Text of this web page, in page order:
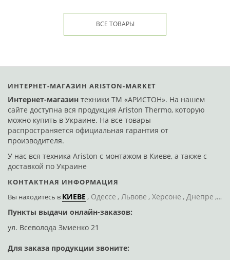
Ariston VLS EVO 80
В закладки
Связаться с экспертом
Нет в наличии
ВСЕ ТОВАРЫ
ИНТЕРНЕТ-МАГАЗИН ARISTON-MARKET
Интернет-магазин техники ТМ «АРИСТОН». На нашем
сайте доступна вся продукция Ariston Thermo, которую
можно купить в Украине. На все товары
распространяется официальная гарантия от
производителя.
У нас вся техника Ariston с монтажом в Киеве, а также с
доставкой по Украине
КОНТАКТНАЯ ИНФОРМАЦИЯ
Вы находитесь в КИЕВЕ Одессе Львове Херсоне Днепре
Пункты выдачи онлайн-заказов:
ул. Всеволода Змиенко 21
Для заказа продукции звоните: